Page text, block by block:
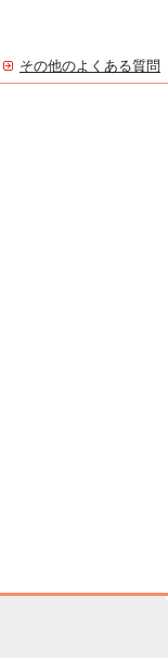
その他のよくある質問